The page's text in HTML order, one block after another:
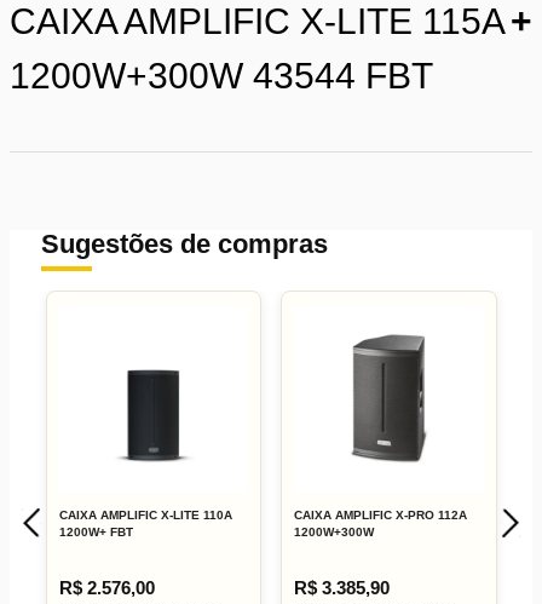
CAIXA AMPLIFIC X-LITE 115A
1200W+300W 43544 FBT
+
Sugestões de compras
CAIXA AMPLIFIC X-LITE 110A
1200W+ FBT
R$ 2.576,00
CAIXA AMPLIFIC X-PRO 112A
1200W+300W
R$ 3.385,90